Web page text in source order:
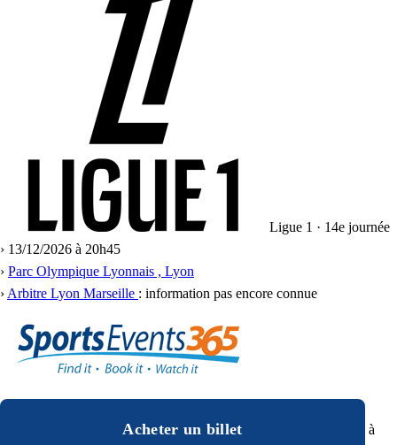
Ligue 1 · 14e journée
› 13/12/2026 à 20h45
› Parc Olympique Lyonnais , Lyon
› Arbitre Lyon Marseille : information pas encore connue
Acheter un billet à